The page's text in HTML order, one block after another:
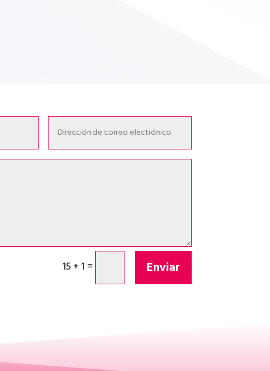
15 + 1 = Enviar